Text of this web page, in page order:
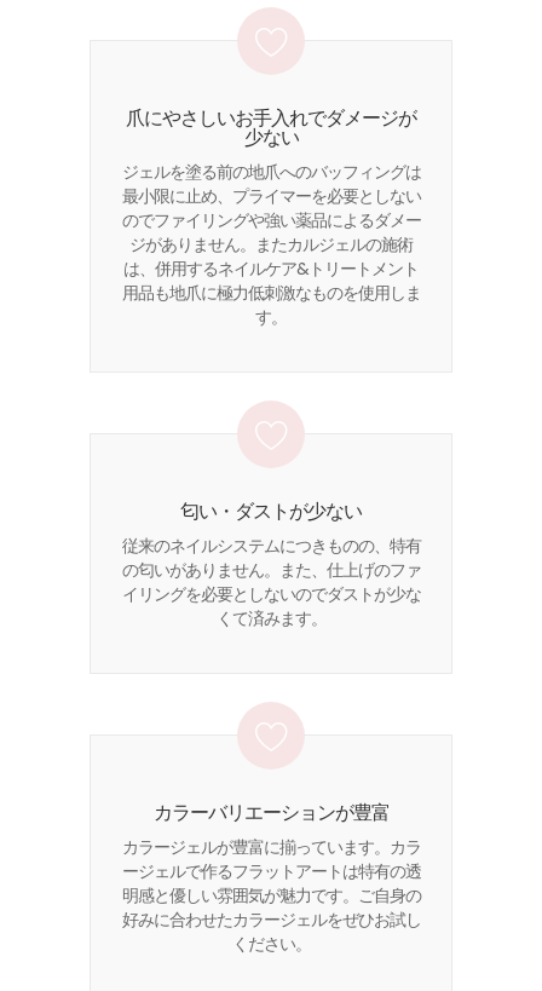
爪にやさしいお手入れでダメージが
少ない
ジェルを塗る前の地爪へのバッフィングは
最小限に止め、プライマーを必要としない
のでファイリングや強い薬品によるダメー
ジがありません。またカルジェルの施術
は、併用するネイルケア&トリートメント
用品も地爪に極力低刺激なものを使用しま
す。
匂い・ダストが少ない
従来のネイルシステムにつきものの、特有
の匂いがありません。また、仕上げのファ
イリングを必要としないのでダストが少な
くて済みます。
カラーバリエーションが豊富
カラージェルが豊富に揃っています。カラ
ージェルで作るフラットアートは特有の透
明感と優しい雰囲気が魅力です。ご自身の
好みに合わせたカラージェルをぜひお試し
ください。